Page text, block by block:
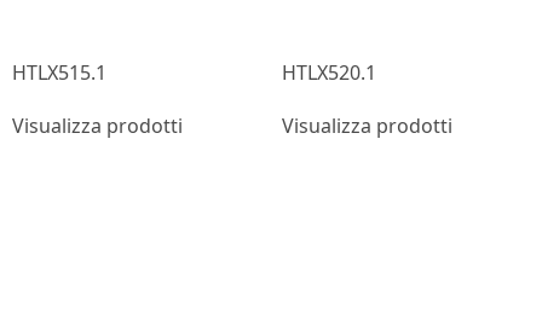
HTLX515.1
Visualizza prodotti
HTLX520.1
Visualizza prodotti